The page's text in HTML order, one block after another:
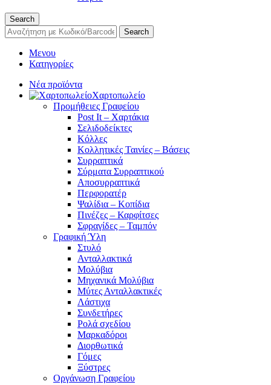
Search
Search
Μενου
Κατηγορίες
Νέα προϊόντα
Χαρτοπωλείο
Προμήθειες Γραφείου
Post It – Χαρτάκια
Σελιδοδείκτες
Κόλλες
Κολλητικές Ταινίες – Βάσεις
Συρραπτικά
Σύρματα Συρραπτικού
Αποσυρραπτικά
Περφορατέρ
Ψαλίδια – Κοπίδια
Πινέζες – Καρφίτσες
Σφραγίδες – Ταμπόν
Γραφική Ύλη
Στυλό
Ανταλλακτικά
Μολύβια
Μηχανικά Μολύβια
Μύτες Ανταλλακτικές
Λάστιχα
Συνδετήρες
Ρολά σχεδίου
Μαρκαδόροι
Διορθωτικά
Γόμες
Ξύστρες
Οργάνωση Γραφείου